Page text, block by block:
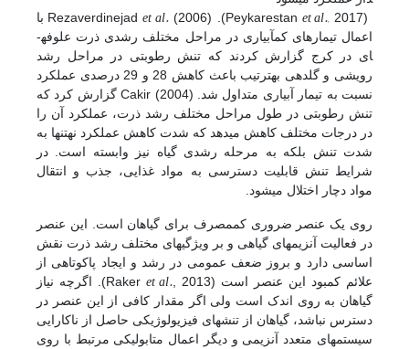
(Peykarestan
et al.,2017). Rezaverdinejad
et al.
(2006) با
اعمال تیمارهای کم­آبیاری در مراحل مختلف رشدی ذرت علوفه­
ای در کرج گزارش کردند که تنش رطوبتی در مراحل رشد
رویشی و گل­دهی به­ترتیب باعث کاهش 28 و 29 درصدی عملکرد
نسبت به تیمار آبیاری متداول شد. Cakir (2004) گزارش کرد که
تنش رطوبتی در طول مراحل مختلف رشد ذرت، عملکرد آن را
در درجات مختلف کاهش می­دهد که شدت کاهش عملکرد نه­تنها به
شدت تنش بلکه به مرحله رشدی گیاه نیز وابسته است. در
شرایط تنش قابلیت دسترسی به مواد غذایی، جذب و انتقال
مواد دچار اختلال می­شود.
روی یک عنصر ضروری کم­مصرف برای گیاهان است. این عنصر
در فعالیت آنزیم­های گیاهی و بر ویژگی­های مختلف رشد ذرت نقش
اساسی دارد و بروز ضعف عمومی در رشد و ایجاد پاکوتاهی از
علائم کمبود این عنصر است (Raker
et al.
, 2013). اگرچه نیاز
گیاهان به روی اندک است ولی اگر مقدار کافی از این عنصر در
دسترس نباشد، گیاهان از تنش­های فیزیولوژیکی حاصل از ناکارایی
سیستم­های متعدد آنزیمی و دیگر اعمال متابولیکی مرتبط با روی